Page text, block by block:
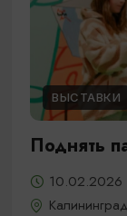
ВЫСТАВКИ
Поднять
10.02.2026